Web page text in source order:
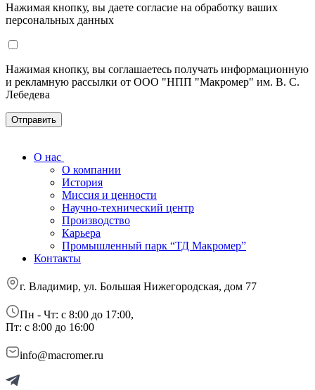
Нажимая кнопку, вы даете согласие на обработку ваших
персональных данных
Нажимая кнопку, вы соглашаетесь получать информационную
и рекламную рассылки от ООО "НПП "Макромер" им. В. С.
Лебедева
О нас
О компании
История
Миссия и ценности
Научно-технический центр
Производство
Карьера
Промышленный парк “ТД Макромер”
Контакты
г. Владимир, ул. Большая Нижегородская, дом 77
Пн - Чт: с 8:00 до 17:00,
Пт: с 8:00 до 16:00
info@macromer.ru